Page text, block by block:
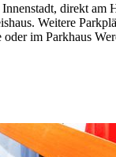
direkt am
Weitere
im Parkhaus